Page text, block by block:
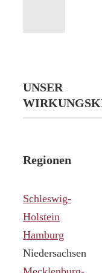
UNSER
Regionen
Schleswig-
Holstein
Hamburg
Niedersachsen